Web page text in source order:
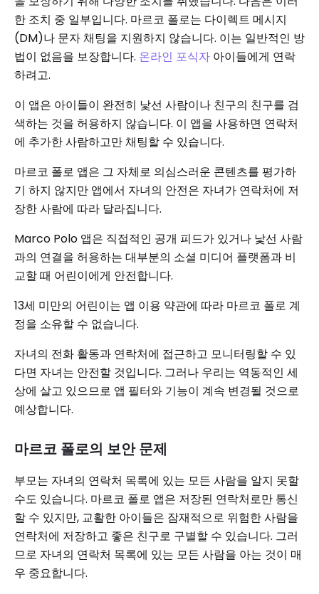
한 조치 중 일부입니다. 마르코 폴로는 다이렉트 메시지
(DM)나 문자 채팅을 지원하지 않습니다. 이는 일반적인 방
법이 없음을 보장합니다. 온라인 포식자 아이들에게 연락
하려고.
이 앱은 아이들이 완전히 낯선 사람이나 친구의 친구를 검
색하는 것을 허용하지 않습니다. 이 앱을 사용하면 연락처
에 추가한 사람하고만 채팅할 수 있습니다.
마르코 폴로 앱은 그 자체로 의심스러운 콘텐츠를 평가하
기 하지 않지만 앱에서 자녀의 안전은 자녀가 연락처에 저
장한 사람에 따라 달라집니다.
Marco Polo 앱은 직접적인 공개 피드가 있거나 낯선 사람
과의 연결을 허용하는 대부분의 소셜 미디어 플랫폼과 비
교할 때 어린이에게 안전합니다.
13세 미만의 어린이는 앱 이용 약관에 따라 마르코 폴로 계
정을 소유할 수 없습니다.
자녀의 전화 활동과 연락처에 접근하고 모니터링할 수 있
다면 자녀는 안전할 것입니다. 그러나 우리는 역동적인 세
상에 살고 있으므로 앱 필터와 기능이 계속 변경될 것으로
예상합니다.
마르코 폴로의 보안 문제
부모는 자녀의 연락처 목록에 있는 모든 사람을 알지 못할
수도 있습니다. 마르코 폴로 앱은 저장된 연락처로만 통신
할 수 있지만, 교활한 아이들은 잠재적으로 위험한 사람을
연락처에 저장하고 좋은 친구로 구별할 수 있습니다. 그러
므로 자녀의 연락처 목록에 있는 모든 사람을 아는 것이 매
우 중요합니다.